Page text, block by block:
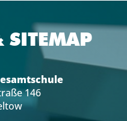
SITEMAP
146